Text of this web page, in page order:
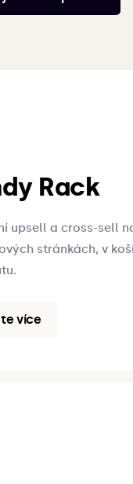
Rack
upsell a cross-sell
stránkách, v
více